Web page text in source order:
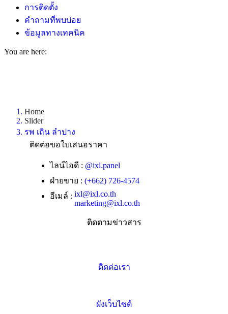
การติดตั้ง
คำถามที่พบบ่อย
ข้อมูลทางเทคนิค
You are here:
Home
Slider
รพ เถิน ลำปาง
ติดต่อขอใบเสนอราคา
ไลน์ไอดี : @ixl.panel
ฝ่ายขาย : (+662) 726-4574
อีเมล์ : ixl@ixl.co.th
marketing@ixl.co.th
ติดตามข่าวสาร
ติดต่อเรา
ผังเว็บไซต์